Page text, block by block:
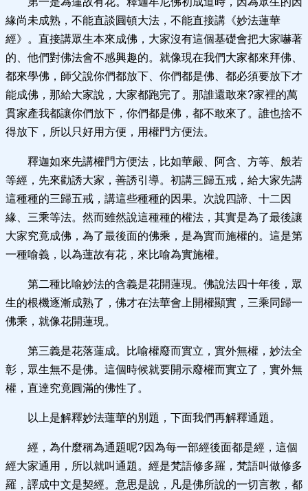
緣尚未成熟，不能直談圓頓大法，不能直接講《妙法蓮華
經》。直接講眾生本來成佛，大家沒有這個基礎會把大家嚇著
的、他們對佛法會不感興趣的。就像現在我們大家都來拜佛、
都來學佛，師父說你們都放下、你們都是佛、都必須要放下才
能成佛，那給大家說，大家都跑完了。那誰還敢來?家裡的萬
貫家產我都讓你們放下，你們都是佛，都不敢來了。誰也捨不
得放下，所以只好用方便，用權門方便法。
釋迦如來先講權門方便法，比如華嚴、阿含、方等、般若
等經，先來勸誘大家，善誘引導。初講三歸五戒，給大家先講
這種種的三歸五戒，講這些種種的因果。次說四諦、十二因
緣、三乘等法。然而雖然說這種種的權法，其實是為了最後讓
大家究竟成佛，為了最後面的佛乘，是為實而施權的。這是第
一種喻義，以為蓮故有花，來比喻為實施權。
第二種比喻妙法的含義是花開蓮現。佛說法四十年後，眾
生的根機逐漸成熟了，佛才在法華會上開權顯實，三乘同歸一
佛乘，就像花開蓮現。
第三義是花落蓮成。比喻權廢而實立，實外無權，妙法全
彰，眾生無不是佛。這個時候就要開示廢權而實立了，實外無
權，直達究竟圓滿的佛性了。
以上是解釋妙法蓮華的別題，下面我們再解釋通題。
經，為什麼稱為通題呢?因為每一部經後面都是經，這個
經大家通用，所以就叫通題。經是梵語修多羅，梵語叫做修多
羅，譯成中文是契經。意思是說，凡是佛所說的一切言教，都